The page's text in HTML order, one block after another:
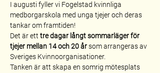
I augusti fyller vi Fogelstad kvinnliga
medborgarskola med unga tjejer och deras
tankar om framtiden!
Det är ett tre dagar långt sommarläger för
tjejer mellan 14 och 20 år som arrangeras av
Sveriges Kvinnoorganisationer.
Tanken är att skapa en somrig mötesplats